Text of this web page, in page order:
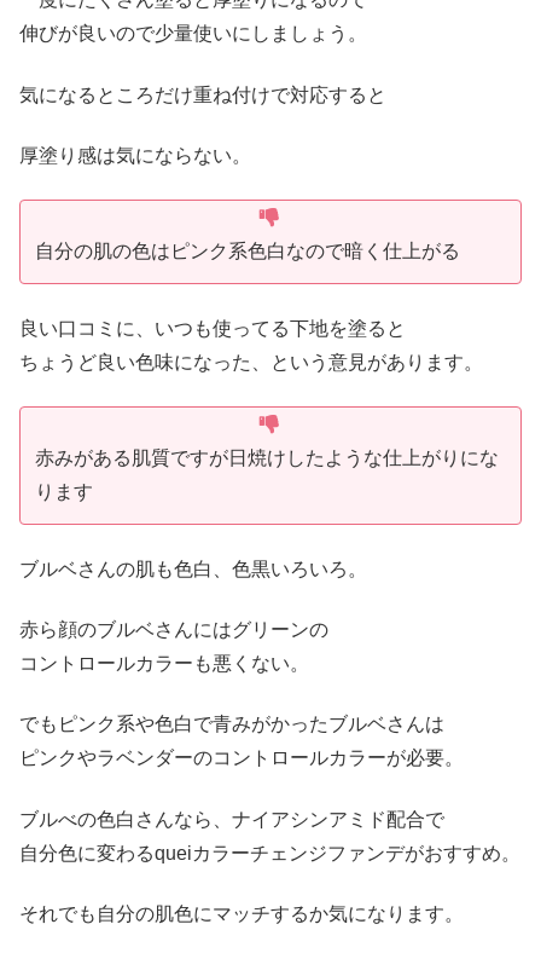
伸びが良いので少量使いにしましょう。
気になるところだけ重ね付けで対応すると
厚塗り感は気にならない。
自分の肌の色はピンク系色白なので暗く仕上がる
良い口コミに、いつも使ってる下地を塗ると
ちょうど良い色味になった、という意見があります。
赤みがある肌質ですが日焼けしたような仕上がりにな
ります
ブルベさんの肌も色白、色黒いろいろ。
赤ら顔のブルベさんにはグリーンの
コントロールカラーも悪くない。
でもピンク系や色白で青みがかったブルベさんは
ピンクやラベンダーのコントロールカラーが必要。
ブルべの色白さんなら、ナイアシンアミド配合で
自分色に変わるqueiカラーチェンジファンデがおすすめ。
それでも自分の肌色にマッチするか気になります。